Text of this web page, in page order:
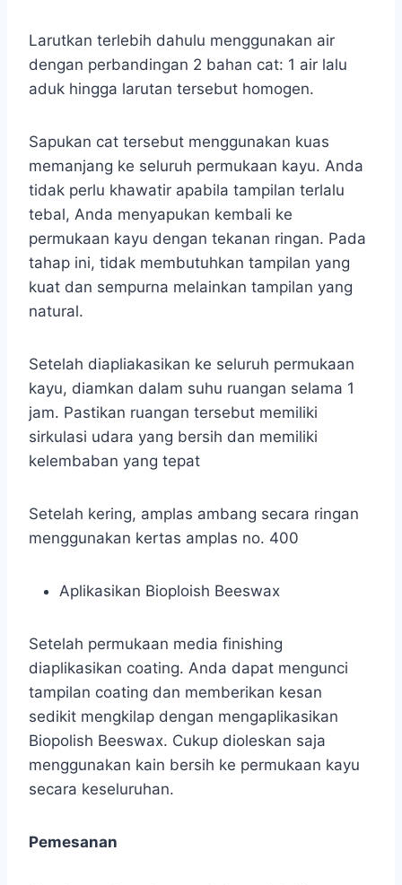
Larutkan terlebih dahulu menggunakan air
dengan perbandingan 2 bahan cat: 1 air lalu
aduk hingga larutan tersebut homogen.
Sapukan cat tersebut menggunakan kuas
memanjang ke seluruh permukaan kayu. Anda
tidak perlu khawatir apabila tampilan terlalu
tebal, Anda menyapukan kembali ke
permukaan kayu dengan tekanan ringan. Pada
tahap ini, tidak membutuhkan tampilan yang
kuat dan sempurna melainkan tampilan yang
natural.
Setelah diapliakasikan ke seluruh permukaan
kayu, diamkan dalam suhu ruangan selama 1
jam. Pastikan ruangan tersebut memiliki
sirkulasi udara yang bersih dan memiliki
kelembaban yang tepat
Setelah kering, amplas ambang secara ringan
menggunakan kertas amplas no. 400
Aplikasikan Bioploish Beeswax
Setelah permukaan media finishing
diaplikasikan coating. Anda dapat mengunci
tampilan coating dan memberikan kesan
sedikit mengkilap dengan mengaplikasikan
Biopolish Beeswax. Cukup dioleskan saja
menggunakan kain bersih ke permukaan kayu
secara keseluruhan.
Pemesanan